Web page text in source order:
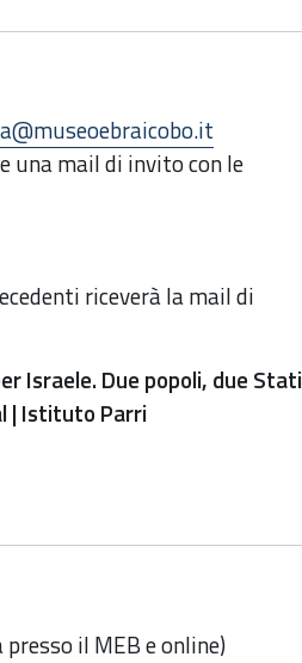
una mail di invito con le
riceverà la mail di
Israele. Due popoli, due Stati
| Istituto Parri
il MEB e online)